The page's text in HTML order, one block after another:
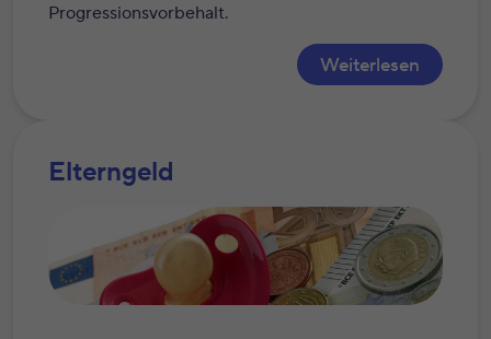
Progressionsvorbehalt.
Weiterlesen
Elterngeld